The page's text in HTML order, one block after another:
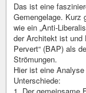
Das ist eine
Gemengelage. Kurz
wie ein „Anti-
der Architekt ist und
Pervert“ (BAP) als
Strömungen.
Hier ist eine
Unterschiede: